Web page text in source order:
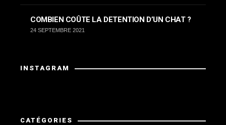
COMBIEN COÛTE LA DETENTION D’UN CHAT ?
24 SEPTEMBRE 2021
INSTAGRAM
CATÉGORIES